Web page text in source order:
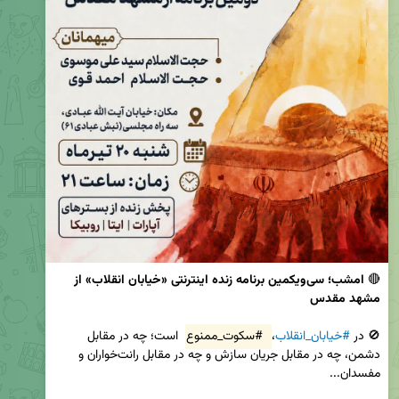
🔴
امشب؛ سی‌ویکمین برنامه زنده اینترنتی «خیابان انقلاب» از
مشهد مقدس
🚫 در #خیابان_انقلاب، #سکوت_ممنوع